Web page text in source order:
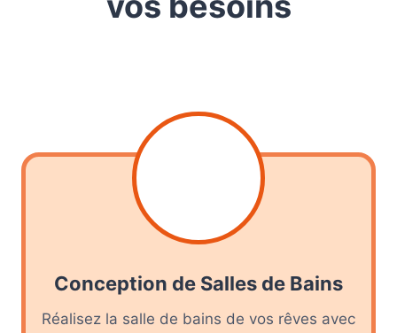
Conception de Salles de Bains
Réalisez la salle de bains de vos rêves avec